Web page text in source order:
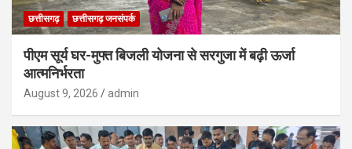
छत्तीसगढ़ छत्तीसगढ़ जनसंपर्क
पीएम सूर्य घर-मुफ्त बिजली योजना से सरगुजा में बढ़ी ऊर्जा
आत्मनिर्भरता
August 9, 2026 admin